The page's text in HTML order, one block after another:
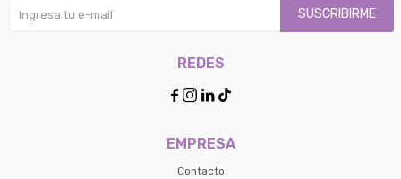
EMPRESA
Contacto
SUSCRIBIRME
REDES
   